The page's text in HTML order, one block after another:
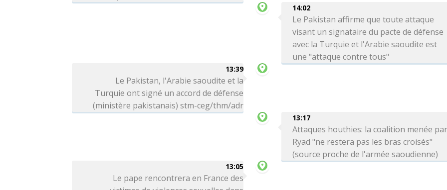
14:02
Le Pakistan affirme que toute attaque
visant un signataire du pacte de défense
avec la Turquie et l'Arabie saoudite est
une "attaque contre tous"
13:39
Le Pakistan, l'Arabie saoudite et la
Turquie ont signé un accord de défense
(ministère pakistanais) stm-ceg/thm/adr
13:17
Attaques houthies: la coalition menée
Ryad "ne restera pas les bras croisés"
(source proche de l'armée saoudienne)
13:05
Le pape rencontrera en France des